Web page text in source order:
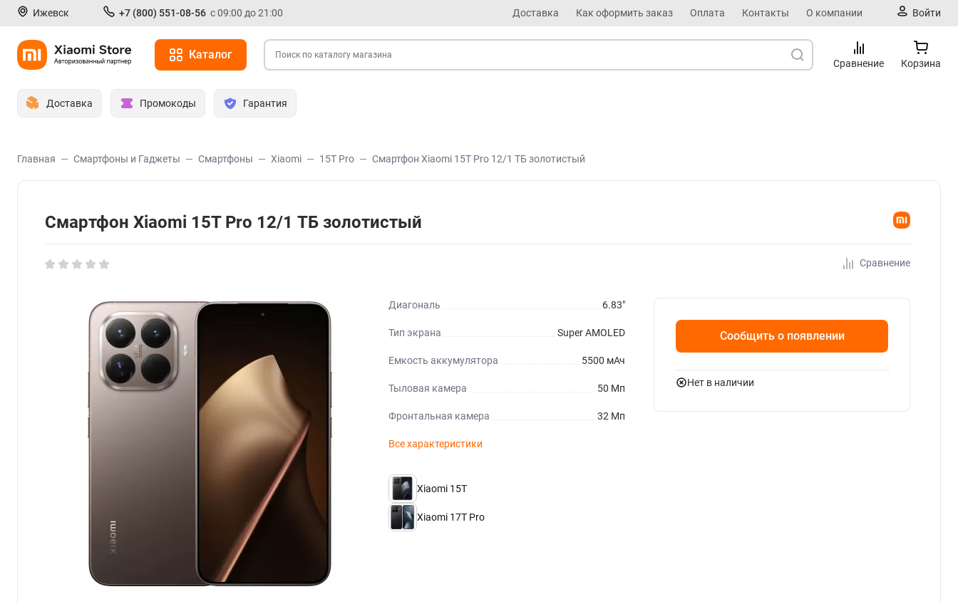
Ижевск +7 (800) 551-08-56 с 09:00 до 21:00 Доставка Как оформить заказ Оплата Контакты О компании Войти
Каталог
Сравнение Корзина
Доставка Промокоды Гарантия
Главная Смартфоны и Гаджеты Смартфоны Xiaomi 15T Pro Смартфон Xiaomi 15T Pro 12/1 ТБ золотистый
Смартфон Xiaomi 15T Pro 12/1 ТБ золотистый
Сравнение
Диагональ 6.83"
Тип экрана Super AMOLED
Емкость аккумулятора 5500 мАч
Тыловая камера 50 Мп
Фронтальная камера 32 Мп
Все характеристики
Xiaomi 15T
Xiaomi 17T Pro
Сообщить о появлении
Нет в наличии